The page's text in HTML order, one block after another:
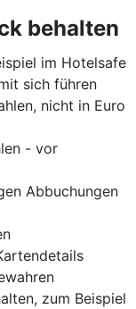
behalten
im Hotelsafe
sich führen
nicht in Euro
- vor
Abbuchungen
zum Beispiel